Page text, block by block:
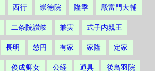
西行 崇徳院 隆季 殷富門大輔
二条院讃岐 兼実 式子内親王
長明 慈円 有家 家隆 定家
俊成卿女 公経 通具 後鳥羽院